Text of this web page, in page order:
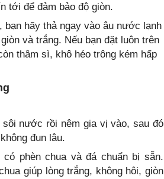
tới để đảm bảo độ giòn.
bạn hãy thả ngay vào âu nước lạnh
và trắng. Nếu bạn đặt luôn trên
thâm sì, khô héo trông kém hấp
nước rồi nêm gia vị vào, sau đó
đun lâu.
phèn chua và đá chuẩn bị sẵn.
giúp lòng trắng, không hôi, giòn